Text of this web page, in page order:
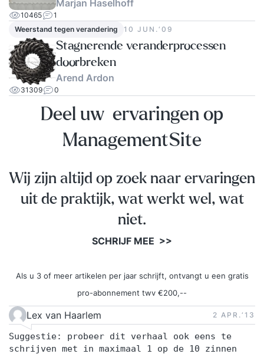
Marjan Haselhoff
10465
1
Weerstand tegen verandering
10 JUN.‘09
Stagnerende veranderprocessen
doorbreken
Arend Ardon
31309 0
Deel uw ervaringen op
ManagementSite
Wij zijn altijd op zoek naar ervaringen
uit de praktijk, wat werkt wel, wat
niet.
SCHRIJF MEE >>
Als u 3 of meer artikelen per jaar schrijft, ontvangt u een gratis
pro-abonnement twv €200,--
Lex van Haarlem 2 APR.‘13
Suggestie: probeer dit verhaal ook eens te
schrijven met in maximaal 1 op de 10 zinnen